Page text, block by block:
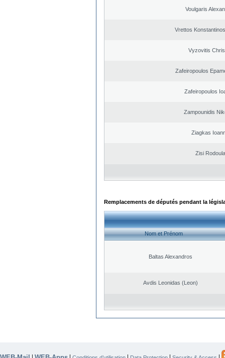
Voulgaris
Vrettos
Vyzovitis
Zafeiropoulos
Zafeiropoulos
Zampounidis
Ziagkas
Zisi Rodoula
Remplacements de députés pendant la
Nom et Prénom
Baltas Alexandros
Avdis Leonidas (Leon)
| | | | |